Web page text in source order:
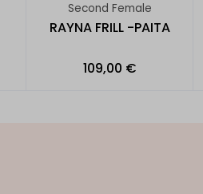
Second Female
RAYNA FRILL -PAITA
109,00 €